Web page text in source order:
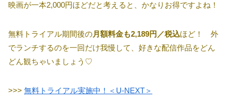
映画が一本2,000円ほどだと考えると、かなりお得ですよね！
無料トライアル期間後の月額料金も2,189円／税込ほど！ 外
でランチするのを一回だけ我慢して、好きな配信作品をどん
どん観ちゃいましょう♡
>>> 無料トライアル実施中！＜U-NEXT＞